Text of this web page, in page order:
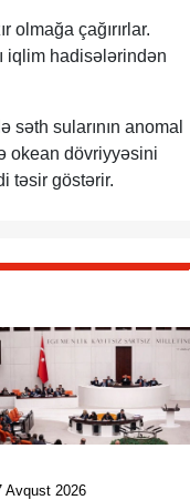
olmağa çağırırlar.
iqlim hadisələrindən
səth sularının anomal
okean dövriyyəsini
təsir göstərir.
Avqust 2026